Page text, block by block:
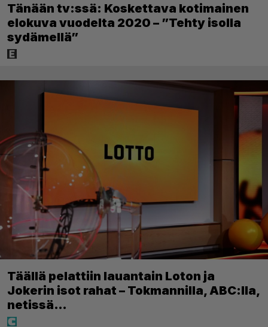
Tänään tv:ssä: Koskettava kotimainen
elokuva vuodelta 2020 – ”Tehty isolla
sydämellä”
Täällä pelattiin lauantain Loton ja
Jokerin isot rahat – Tokmannilla, ABC:lla,
netissä…